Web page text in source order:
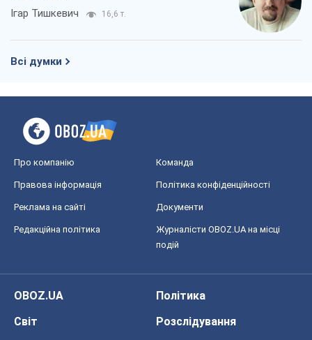
Ігар Тишкевич 16,6 т.
Всі думки
Про компанію Команда
Правова інформація Політика конфіденційності
Реклама на сайті Документи
Редакційна політика
Журналісти OBOZ.UA на місці
подій
OBOZ.UA
Політика
Світ
Розслідування